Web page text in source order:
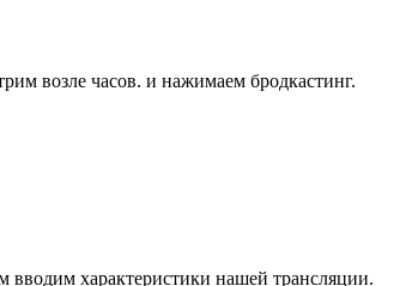
возле часов. и нажимаем бродкастинг.
вводим характеристики нашей трансляции.